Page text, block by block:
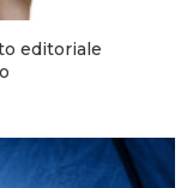
editoriale